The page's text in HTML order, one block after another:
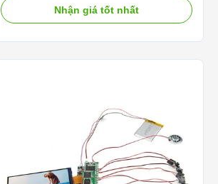
sizes include 4.5”, 5”, and 7”, with a
smaller 2.4” mini display also available,
Nhận giá tốt nhất